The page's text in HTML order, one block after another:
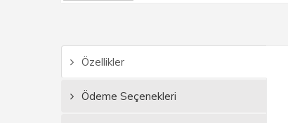
Özellikler
Ödeme Seçenekleri